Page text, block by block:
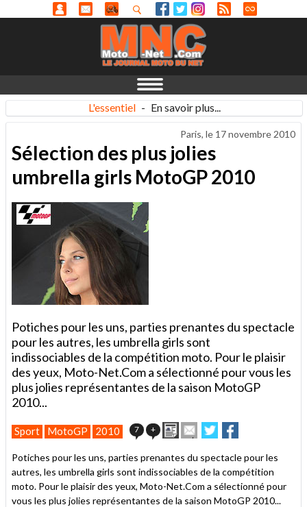
L'essentiel - En savoir plus...
Paris, le 17 novembre 2010
Sélection des plus jolies
umbrella girls MotoGP 2010
Potiches pour les uns, parties prenantes du spectacle
pour les autres, les umbrella girls sont
indissociables de la compétition moto. Pour le plaisir
des yeux, Moto-Net.Com a sélectionné pour vous les
plus jolies représentantes de la saison MotoGP
2010...
Sport MotoGP 2010 7 + ImprimerEnvoyer
cet
à
un
ami
Partager
sur
sur
Potiches pour les uns, parties prenantes du spectacle pour les
autres, les umbrella girls sont indissociables de la compétition
moto. Pour le plaisir des yeux, Moto-Net.Com a sélectionné pour
vous les plus jolies représentantes de la saison MotoGP 2010...